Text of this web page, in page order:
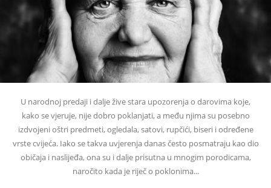
U narodnoj predaji i dalje žive stara upozorenja o darovima koje,
kako se vjeruje, nije dobro poklanjati, a među njima su posebno
izdvojeni oštri predmeti, ogledala, satovi, rupčići, biseri i određene
vrste cvijeća. Iako se takva uvjerenja danas često posmatraju kao dio
običaja i naslijeđa, ona su i dalje prisutna u mnogim porodicama,
naročito kada je riječ o poklonima...